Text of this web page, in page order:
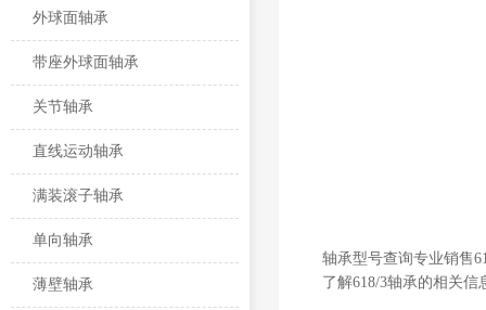
外球面轴承
带座外球面轴承
关节轴承
直线运动轴承
满装滚子轴承
单向轴承
薄壁轴承
轴承型号查询专业销售
了解618/3轴承的相关信